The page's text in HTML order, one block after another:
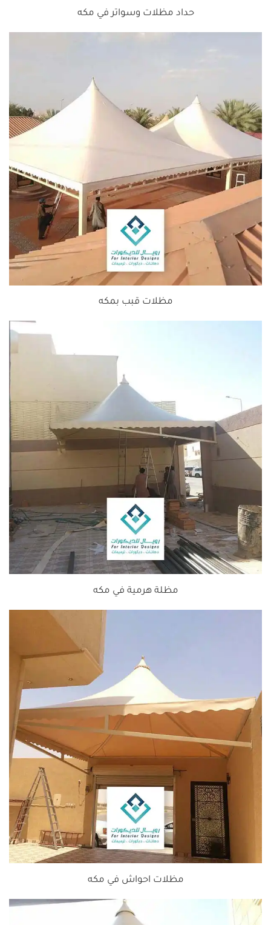
حداد مظلات وسواتر في مكه
مظلات قبب بمكه
مظلة هرمية في مكه
مظلات احواش في مكه